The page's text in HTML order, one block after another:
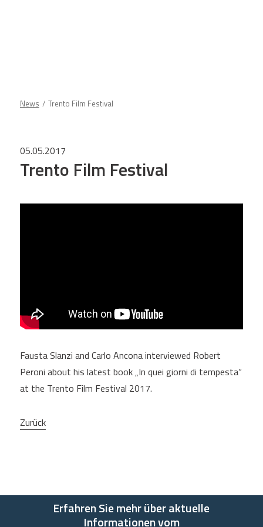
News Trento Film Festival
05.05.2017
Trento Film Festival
Fausta Slanzi and Carlo Ancona interviewed Robert
Peroni about his latest book „In quei giorni di tempesta“
at the Trento Film Festival 2017.
Zurück
Erfahren Sie mehr über aktuelle
Informationen vom